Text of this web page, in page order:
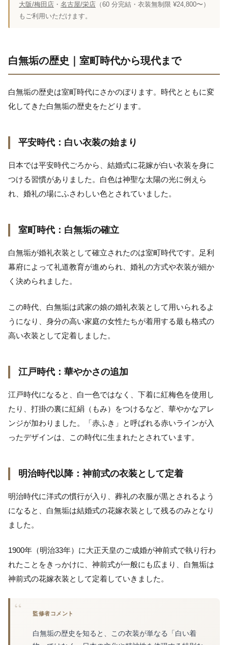
大阪/梅田店 ・ 名古屋/栄店 （60 分完結・衣装無制限 ¥24,800〜）
もご利用いただけます。
白無垢の歴史｜室町時代から現代まで
白無垢の歴史は室町時代にさかのぼります。時代とともに変
化してきた白無垢の歴史をたどります。
平安時代：白い衣装の始まり
日本では平安時代ごろから、結婚式に花嫁が白い衣装を身に
つける習慣がありました。白色は神聖な太陽の光に例えら
れ、婚礼の場にふさわしい色とされていました。
室町時代：白無垢の確立
白無垢が婚礼衣装として確立されたのは室町時代です。足利
幕府によって礼道教育が進められ、婚礼の方式や衣装が細か
く決められました。
この時代、白無垢は武家の娘の婚礼衣装として用いられるよ
うになり、身分の高い家庭の女性たちが着用する最も格式の
高い衣装として定着しました。
江戸時代：華やかさの追加
江戸時代になると、白一色ではなく、下着に紅梅色を使用し
たり、打掛の裏に紅絹（もみ）をつけるなど、華やかなアレ
ンジが加わりました。「赤ふき」と呼ばれる赤いラインが入
ったデザインは、この時代に生まれたとされています。
明治時代以降：神前式の衣装として定着
明治時代に洋式の慣行が入り、葬礼の衣服が黒とされるよう
になると、白無垢は結婚式の花嫁衣装として残るのみとなり
ました。
1900年（明治33年）に大正天皇のご成婚が神前式で執り行わ
れたことをきっかけに、神前式が一般にも広まり、白無垢は
神前式の花嫁衣装として定着していきました。
監修者コメント
白無垢の歴史を知ると、この衣装が単なる「白い着